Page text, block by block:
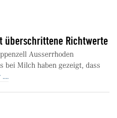
überschrittene Richtwerte
Ausserrhoden
bei Milch haben gezeigt, dass